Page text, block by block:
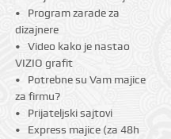
Program zarade za
dizajnere
Video kako je nastao
VIZIO grafit
Potrebne su Vam majice
za firmu?
Prijateljski sajtovi
Express majice (za 48h